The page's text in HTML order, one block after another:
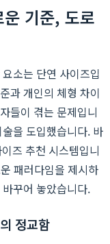
기준, 도로
소는 단연 사이즈입
과 개인의 체형 차이
들이 겪는 문제입니
을 도입했습니다. 바
즈 추천 시스템입니
패러다임을 제시하
꾸어 놓았습니다.
정교함